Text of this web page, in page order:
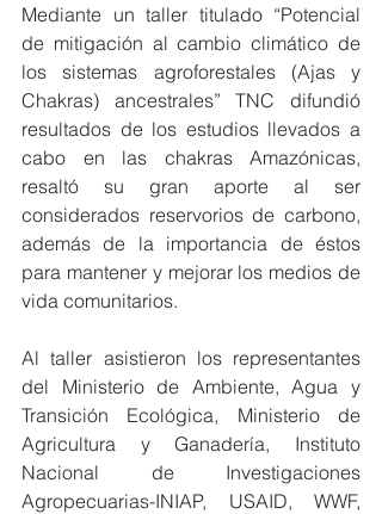
Mediante un taller titulado “Potencial
de mitigación al cambio climático de
los sistemas agroforestales (Ajas y
Chakras) ancestrales” TNC difundió
resultados de los estudios llevados a
cabo en las chakras Amazónicas,
resaltó su gran aporte al ser
considerados reservorios de carbono,
además de la importancia de éstos
para mantener y mejorar los medios de
vida comunitarios.
Al taller asistieron los representantes
del Ministerio de Ambiente, Agua y
Transición Ecológica, Ministerio de
Agricultura y Ganadería, Instituto
Nacional de Investigaciones
Agropecuarias-INIAP, USAID, WWF,